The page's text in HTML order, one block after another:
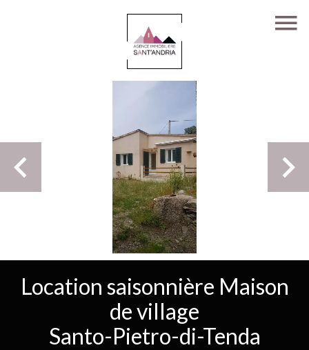
Location saisonnière Maison
de village
Santo-Pietro-di-Tenda